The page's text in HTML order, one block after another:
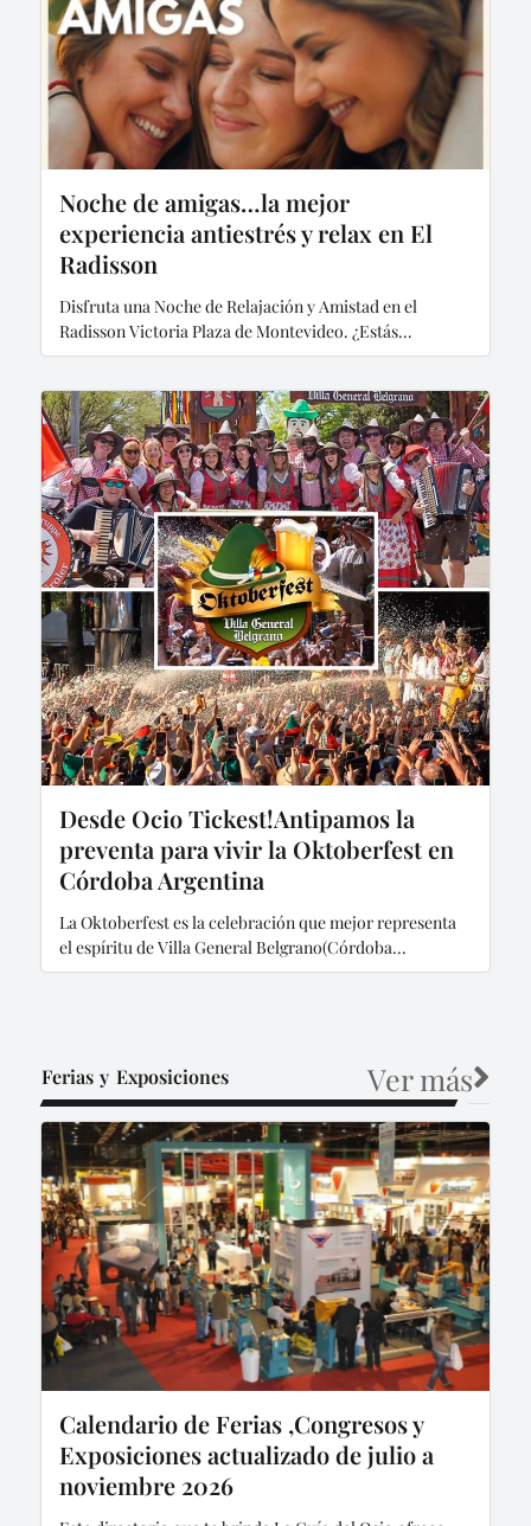
Noche de amigas…la mejor
experiencia antiestrés y relax en El
Radisson
Disfruta una Noche de Relajación y Amistad en el
Radisson Victoria Plaza de Montevideo. ¿Estás...
Desde Ocio Tickest!Antipamos la
preventa para vivir la Oktoberfest en
Córdoba Argentina
La Oktoberfest es la celebración que mejor representa
el espíritu de Villa General Belgrano(Córdoba...
Ferias y Exposiciones Ver más
Calendario de Ferias ,Congresos y
Exposiciones actualizado de julio a
noviembre 2026